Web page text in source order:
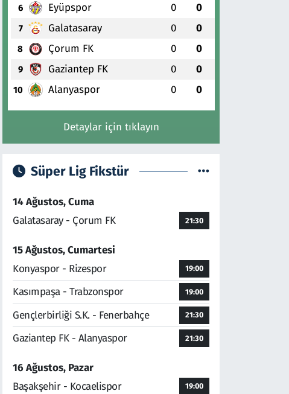
6 Eyüpspor 0 0
7 Galatasaray 0 0
8 Çorum FK 0 0
9 Gaziantep FK 0 0
10 Alanyaspor 0 0
Detaylar için tıklayın
Süper Lig Fikstür
14 Ağustos, Cuma
Galatasaray - Çorum FK
21:30
15 Ağustos, Cumartesi
Konyaspor - Rizespor
19:00
Kasımpaşa - Trabzonspor 19:00
Gençlerbirliği S.K. - Fenerbahçe 21:30
Gaziantep FK - Alanyaspor 21:30
16 Ağustos, Pazar
Başakşehir - Kocaelispor
19:00